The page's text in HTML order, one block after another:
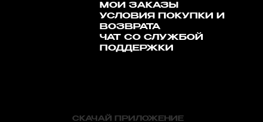
МОИ ЗАКАЗЫ
УСЛОВИЯ ПОКУПКИ И
ВОЗВРАТА
ЧАТ СО СЛУЖБОЙ
ПОДДЕРЖКИ
СКАЧАЙ ПРИЛОЖЕНИЕ